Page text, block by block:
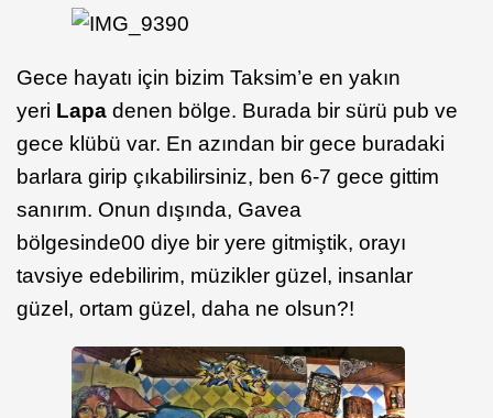
Gece hayatı için bizim Taksim’e en yakın
yeri Lapa denen bölge. Burada bir sürü pub ve
gece klübü var. En azından bir gece buradaki
barlara girip çıkabilirsiniz, ben 6-7 gece gittim
sanırım. Onun dışında, Gavea
bölgesinde00 diye bir yere gitmiştik, orayı
tavsiye edebilirim, müzikler güzel, insanlar
güzel, ortam güzel, daha ne olsun?!